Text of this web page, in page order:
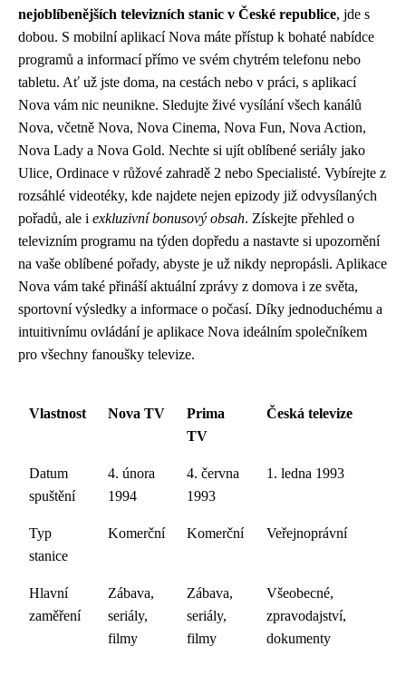
nejoblíbenějších televizních stanic v České republice, jde s
dobou. S mobilní aplikací Nova máte přístup k bohaté nabídce
programů a informací přímo ve svém chytrém telefonu nebo
tabletu. Ať už jste doma, na cestách nebo v práci, s aplikací
Nova vám nic neunikne. Sledujte živé vysílání všech kanálů
Nova, včetně Nova, Nova Cinema, Nova Fun, Nova Action,
Nova Lady a Nova Gold. Nechte si ujít oblíbené seriály jako
Ulice, Ordinace v růžové zahradě 2 nebo Specialisté. Vybírejte z
rozsáhlé videotéky, kde najdete nejen epizody již odvysílaných
pořadů, ale i exkluzivní bonusový obsah. Získejte přehled o
televizním programu na týden dopředu a nastavte si upozornění
na vaše oblíbené pořady, abyste je už nikdy nepropásli. Aplikace
Nova vám také přináší aktuální zprávy z domova i ze světa,
sportovní výsledky a informace o počasí. Díky jednoduchému a
intuitivnímu ovládání je aplikace Nova ideálním společníkem
pro všechny fanoušky televize.
Vlastnost Nova TV
Prima
TV
Česká televize
Datum
spuštění
4. února
1994
4. června
1993
1. ledna 1993
Typ
stanice
Komerční Komerční Veřejnoprávní
Hlavní
zaměření
Zábava,
seriály,
filmy
Zábava,
seriály,
filmy
Všeobecné,
zpravodajství,
dokumenty